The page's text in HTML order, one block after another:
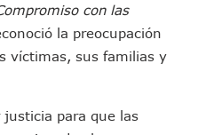
Metropolitana De Guadalajara
En El Río
FMF
Las Palmas 2026
De Puerto Vallarta
con las
la preocupación
víctimas, sus familias y
justicia para que las